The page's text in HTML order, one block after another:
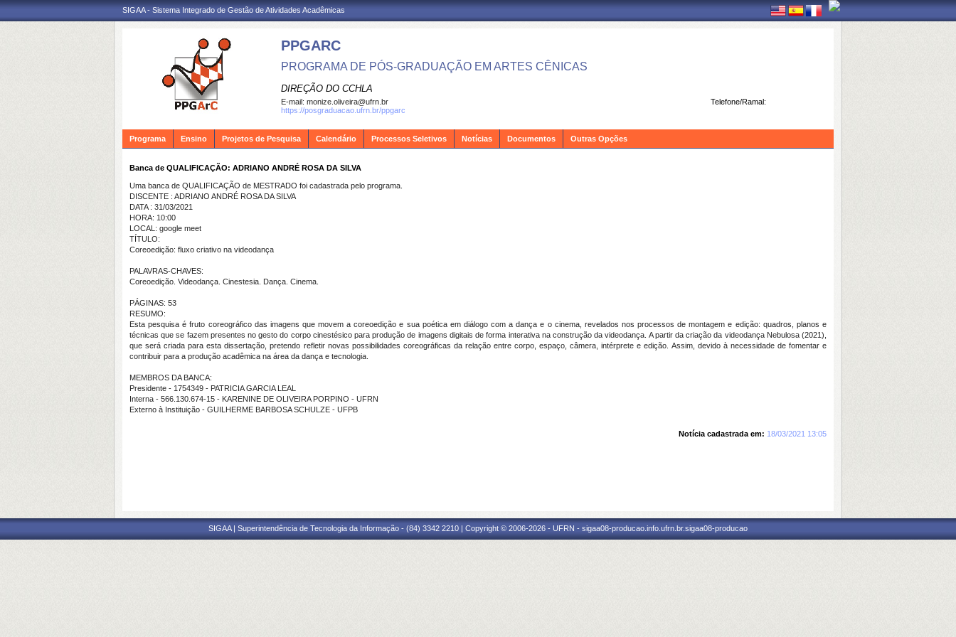
SIGAA - Sistema Integrado de Gestão de Atividades Acadêmicas
PPGARC
PROGRAMA DE PÓS-GRADUAÇÃO EM ARTES CÊNICAS
DIREÇÃO DO CCHLA
Telefone/Ramal:
E-mail: monize.oliveira@ufrn.br
https://posgraduacao.ufrn.br/ppgarc
Programa Ensino Projetos de Pesquisa Calendário Processos Seletivos Notícias Documentos Outras Opções
Banca de QUALIFICAÇÃO: ADRIANO ANDRÉ ROSA DA SILVA
Uma banca de QUALIFICAÇÃO de MESTRADO foi cadastrada pelo programa.
DISCENTE : ADRIANO ANDRÉ ROSA DA SILVA
DATA : 31/03/2021
HORA: 10:00
LOCAL: google meet
TÍTULO:
Coreoedição: fluxo criativo na videodança
PALAVRAS-CHAVES:
Coreoedição. Videodança. Cinestesia. Dança. Cinema.
PÁGINAS: 53
RESUMO:
Esta pesquisa é fruto coreográfico das imagens que movem a coreoedição e sua poética em diálogo com a dança e o cinema, revelados nos processos de montagem e edição: quadros, planos e
técnicas que se fazem presentes no gesto do corpo cinestésico para produção de imagens digitais de forma interativa na construção da videodança. A partir da criação da videodança Nebulosa (2021),
que será criada para esta dissertação, pretendo refletir novas possibilidades coreográficas da relação entre corpo, espaço, câmera, intérprete e edição. Assim, devido à necessidade de fomentar e
contribuir para a produção acadêmica na área da dança e tecnologia.
MEMBROS DA BANCA:
Presidente - 1754349 - PATRICIA GARCIA LEAL
Interna - 566.130.674-15 - KARENINE DE OLIVEIRA PORPINO - UFRN
Externo à Instituição - GUILHERME BARBOSA SCHULZE - UFPB
Notícia cadastrada em: 18/03/2021 13:05
SIGAA | Superintendência de Tecnologia da Informação - (84) 3342 2210 | Copyright © 2006-2026 - UFRN - sigaa08-producao.info.ufrn.br.sigaa08-producao